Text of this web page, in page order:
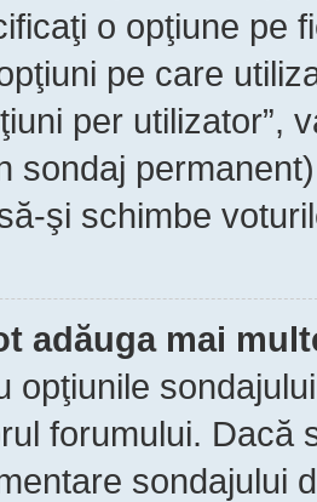
o opţiune pe
pe care
per utilizator”,
sondaj
şi schimbe
adăuga mai
opţiunile
forumului. Dacă
sondajului